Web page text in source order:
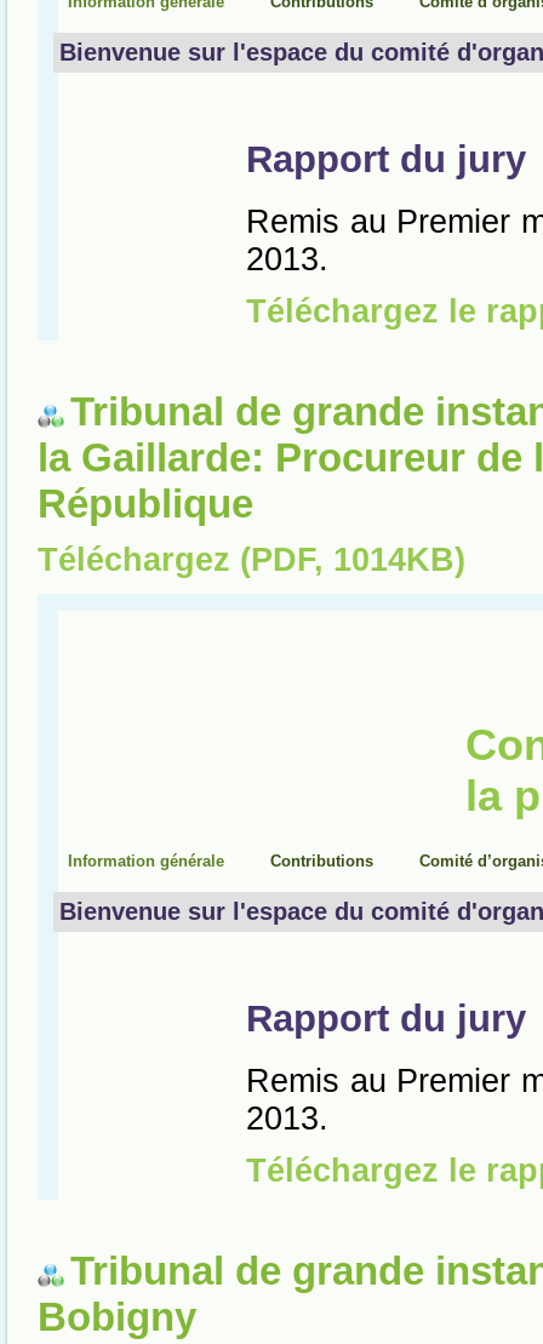
Tribunal de grande
la Gaillarde: Procureur de
République
Téléchargez (PDF, 1014KB)
Tribunal de grande
Bobigny